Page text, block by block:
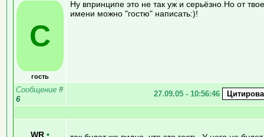
C
гость
Ну впринципе это не так уж и серьёзно.Но от
имени можно "гостю" написать:)!
Сообщение #
6
27.09.05 - 10:56:46
WR •